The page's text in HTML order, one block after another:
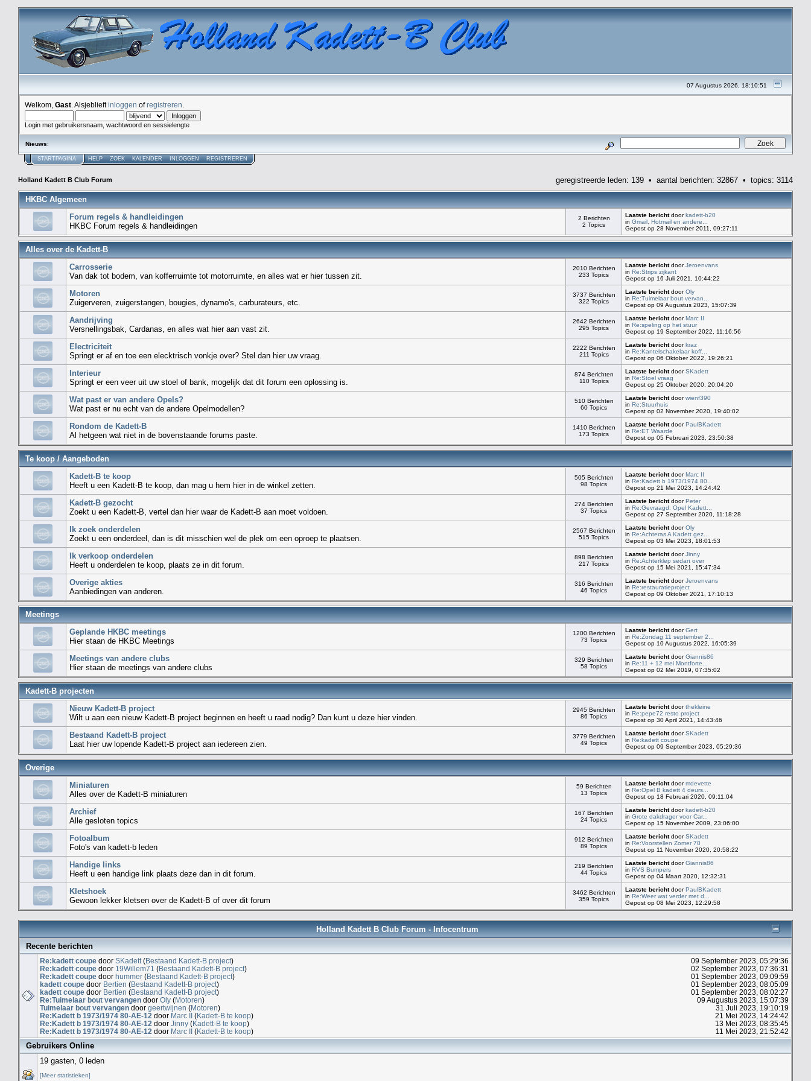
07 Augustus 2026, 18:10:51
Welkom, Gast . Alsjeblieftinloggen ofregistreren
Login met gebruikersnaam, wachtwoord en sessielengte
Nieuws:
STARTPAGINA HELP ZOEK KALENDER INLOGGEN REGISTREREN
Holland Kadett B Club Forum geregistreerde leden: 139 • aantal berichten: 32867 • topics: 3114
HKBC Algemeen
Forum regels & handleidingen
HKBC Forum regels & handleidingen
2 Berichten
2 Topics
Laatste berichtdoorkadett-b20
in Gmail, Hotmail en andere...
Gepost op 28 November 2011, 09:27:11
Alles over de Kadett-B
Carrosserie
Van dak tot bodem, van kofferruimte tot motorruimte, en alles wat er hier tussen zit.
2010 Berichten
233 Topics
Laatste berichtdoorJeroenvans
in Re:Strips zijkant
Gepost op 16 Juli 2021, 10:44:22
Motoren
Zuigerveren, zuigerstangen, bougies, dynamo's, carburateurs, etc.
3737 Berichten
322 Topics
Laatste berichtdoorOly
in Re:Tuimelaar bout vervan...
Gepost op 09 Augustus 2023, 15:07:39
Aandrijving
Versnellingsbak, Cardanas, en alles wat hier aan vast zit.
2642 Berichten
295 Topics
Laatste berichtdoorMarc II
in Re:speling op het stuur
Gepost op 19 September 2022, 11:16:56
Electriciteit
Springt er af en toe een elecktrisch vonkje over? Stel dan hier uw vraag.
2222 Berichten
211 Topics
Laatste berichtdoorkraz
in Re:Kantelschakelaar koff...
Gepost op 06 Oktober 2022, 19:26:21
Interieur
Springt er een veer uit uw stoel of bank, mogelijk dat dit forum een oplossing is.
874 Berichten
110 Topics
Laatste berichtdoorSKadett
in Re:Stoel vraag
Gepost op 25 Oktober 2020, 20:04:20
Wat past er van andere Opels?
Wat past er nu echt van de andere Opelmodellen?
510 Berichten
60 Topics
Laatste berichtdoorwienf390
in Re:Stuurhuis
Gepost op 02 November 2020, 19:40:02
Rondom de Kadett-B
Al hetgeen wat niet in de bovenstaande forums paste.
1410 Berichten
173 Topics
Laatste berichtdoorPaulBKadett
in Re:ET Waarde
Gepost op 05 Februari 2023, 23:50:38
Te koop / Aangeboden
Kadett-B te koop
Heeft u een Kadett-B te koop, dan mag u hem hier in de winkel zetten.
505 Berichten
98 Topics
Laatste berichtdoorMarc II
in Re:Kadett b 1973/1974 80...
Gepost op 21 Mei 2023, 14:24:42
Kadett-B gezocht
Zoekt u een Kadett-B, vertel dan hier waar de Kadett-B aan moet voldoen.
274 Berichten
37 Topics
Laatste berichtdoorPeter
in Re:Gevraagd: Opel Kadett...
Gepost op 27 September 2020, 11:18:28
Ik zoek onderdelen
Zoekt u een onderdeel, dan is dit misschien wel de plek om een oproep te plaatsen.
2567 Berichten
515 Topics
Laatste berichtdoorOly
in Re:Achteras A Kadett gez...
Gepost op 03 Mei 2023, 18:01:53
Ik verkoop onderdelen
Heeft u onderdelen te koop, plaats ze in dit forum.
898 Berichten
217 Topics
Laatste berichtdoorJinny
in Re:Achterklep sedan over
Gepost op 15 Mei 2021, 15:47:34
Overige akties
Aanbiedingen van anderen.
316 Berichten
46 Topics
Laatste berichtdoorJeroenvans
in Re:restauratieproject
Gepost op 09 Oktober 2021, 17:10:13
Meetings
Geplande HKBC meetings
Hier staan de HKBC Meetings
1200 Berichten
73 Topics
Laatste berichtdoorGert
in Re:Zondag 11 september 2...
Gepost op 10 Augustus 2022, 16:05:39
Meetings van andere clubs
Hier staan de meetings van andere clubs
329 Berichten
58 Topics
Laatste berichtdoorGiannis86
in Re:11 + 12 mei Montforte...
Gepost op 02 Mei 2019, 07:35:02
Kadett-B projecten
Nieuw Kadett-B project
Wilt u aan een nieuw Kadett-B project beginnen en heeft u raad nodig? Dan kunt u deze hier vinden.
2945 Berichten
86 Topics
Laatste berichtdoorthekleine
in Re:pepe72 resto project
Gepost op 30 April 2021, 14:43:46
Bestaand Kadett-B project
Laat hier uw lopende Kadett-B project aan iedereen zien.
3779 Berichten
49 Topics
Laatste berichtdoorSKadett
in Re:kadett coupe
Gepost op 09 September 2023, 05:29:36
Overige
Miniaturen
Alles over de Kadett-B miniaturen
59 Berichten
13 Topics
Laatste berichtdoormdevette
in Re:Opel B kadett 4 deurs...
Gepost op 18 Februari 2020, 09:11:04
Archief
Alle gesloten topics
167 Berichten
24 Topics
Laatste berichtdoorkadett-b20
in Grote dakdrager voor Car...
Gepost op 15 November 2009, 23:06:00
Fotoalbum
Foto's van kadett-b leden
912 Berichten
89 Topics
Laatste berichtdoorSKadett
in Re:Voorstellen Zomer 70
Gepost op 11 November 2020, 20:58:22
Handige links
Heeft u een handige link plaats deze dan in dit forum.
219 Berichten
44 Topics
Laatste berichtdoorGiannis86
in RVS Bumpers
Gepost op 04 Maart 2020, 12:32:31
Kletshoek
Gewoon lekker kletsen over de Kadett-B of over dit forum
3462 Berichten
359 Topics
Laatste berichtdoorPaulBKadett
in Re:Weer wat verder met d...
Gepost op 08 Mei 2023, 12:29:58
Holland Kadett B Club Forum - Infocentrum
Recente berichten
Re:kadett coupe door SKadett (Bestaand Kadett-B project)
09 September 2023, 05:29:36
Re:kadett coupe door 19Willem71 (Bestaand Kadett-B project)
02 September 2023, 07:36:31
Re:kadett coupe door hummer (Bestaand Kadett-B project)
01 September 2023, 09:09:59
kadett coupe door Bertien (Bestaand Kadett-B project)
01 September 2023, 08:05:09
kadett coupe door Bertien (Bestaand Kadett-B project)
01 September 2023, 08:02:27
Re:Tuimelaar bout vervangen door Oly (Motoren)
09 Augustus 2023, 15:07:39
Tuimelaar bout vervangen door geertwijnen (Motoren)
31 Juli 2023, 19:10:19
Re:Kadett b 1973/1974 80-AE-12 door Marc II (Kadett-B te koop)
21 Mei 2023, 14:24:42
Re:Kadett b 1973/1974 80-AE-12 door Jinny (Kadett-B te koop)
13 Mei 2023, 08:35:45
Re:Kadett b 1973/1974 80-AE-12 door Marc II (Kadett-B te koop) 11 Mei 2023, 21:52:42
Gebruikers Online
19 gasten, 0 leden
[Meer statistieken]